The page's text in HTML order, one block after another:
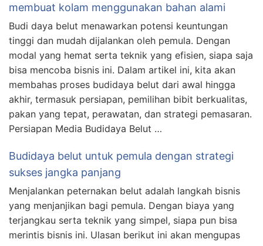
membuat kolam menggunakan bahan alami
Budi daya belut menawarkan potensi keuntungan
tinggi dan mudah dijalankan oleh pemula. Dengan
modal yang hemat serta teknik yang efisien, siapa saja
bisa mencoba bisnis ini. Dalam artikel ini, kita akan
membahas proses budidaya belut dari awal hingga
akhir, termasuk persiapan, pemilihan bibit berkualitas,
pakan yang tepat, perawatan, dan strategi pemasaran.
Persiapan Media Budidaya Belut …
Budidaya belut untuk pemula dengan strategi
sukses jangka panjang
Menjalankan peternakan belut adalah langkah bisnis
yang menjanjikan bagi pemula. Dengan biaya yang
terjangkau serta teknik yang simpel, siapa pun bisa
merintis bisnis ini. Ulasan berikut ini akan mengupas